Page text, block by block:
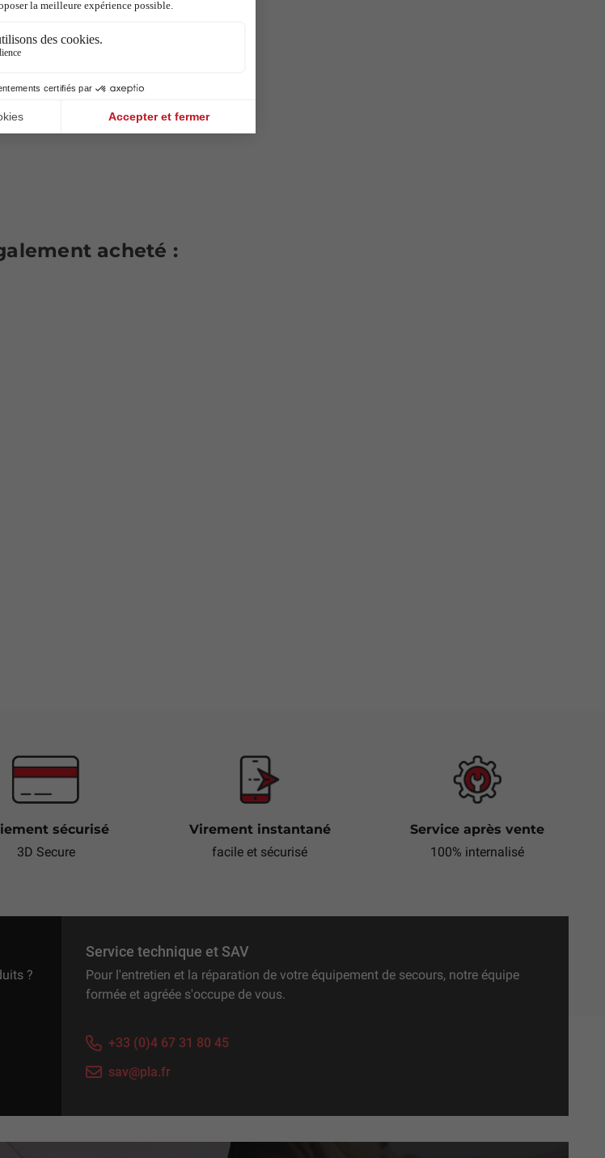
acheté :
sécurisé
3D Secure
Virement instantané
facile et sécurisé
Service après vente
100% internalisé
?
Service technique et SAV
Pour l'entretien et la réparation de votre équipement de secours, notre équipe
formée et agréée s'occupe de vous.
+33 (0)4 67 31 80 45
sav@pla.fr